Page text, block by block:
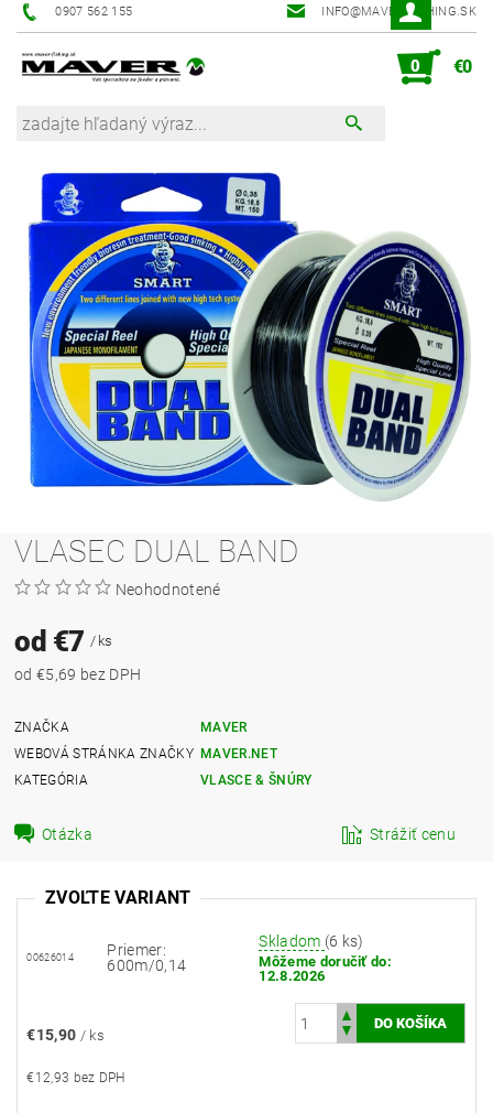
0907 562 155 INFO@MAVER-FISHING.SK
0 €0
VLASEC DUAL BAND
Neohodnotené
od €7/ ks
od €5,69 bez DPH
ZNAČKA
MAVER
WEBOVÁ STRÁNKA ZNAČKY MAVER.NET
KATEGÓRIA
VLASCE & ŠNÚRY
Otázka Strážiť cenu
ZVOĽTE VARIANT
00626014
Priemer:
600m/0,14
Skladom (6 ks)
Môžeme doručiť do:
12.8.2026
€15,90 / ks
€12,93 bez DPH